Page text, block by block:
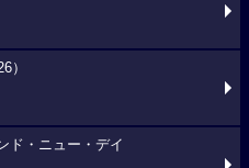
）
ド・ニュー・デイ